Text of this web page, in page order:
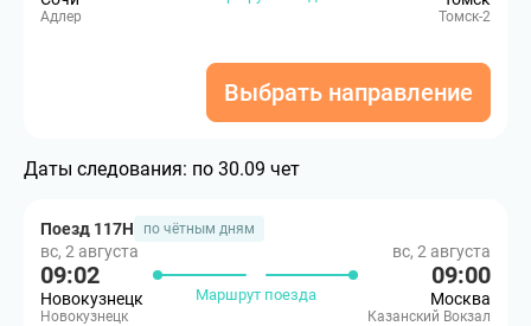
Адлер Томск-2
Выбрать направление
Даты следования: по 30.09 чет
Поезд 117Н по чётным дням
вс, 2 августа
09:02
Новокузнецк
Новокузнецк
Маршрут поезда
вс, 2 августа
09:00
Москва
Казанский Вокзал